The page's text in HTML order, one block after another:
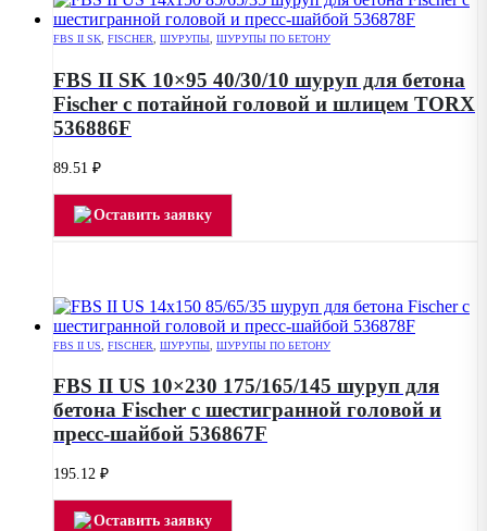
FBS II SK, FISCHER, ШУРУПЫ, ШУРУПЫ ПО БЕТОНУ
FBS II SK 10×95 40/30/10 шуруп для бетона
Fischer с потайной головой и шлицем TORX
536886F
89.51 ₽
Оставить заявку
FBS II US FISCHER ШУРУПЫ ШУРУПЫ ПО БЕТОНУ
FBS II US 10×230 175/165/145 шуруп для
бетона Fischer с шестигранной головой и
пресс-шайбой 536867F
195.12 ₽
Оставить заявку